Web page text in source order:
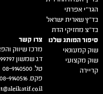
הגר"י אפרתי
בד"ץ שארית ישראל
בד"צ מחזיקי הדת
סיפור המותג שלנו
שוק קמעונאי
שוק מקצועי
קריירה
צרו קשר
מרכז שיווק
ד.נ שמשון 99797
טל. 08-9140500
פקס. 08-9140516